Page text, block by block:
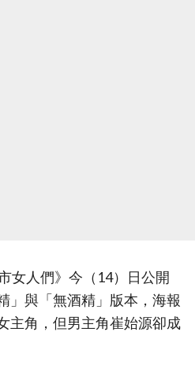
女人們》今（14）日公開
」與「無酒精」版本，海報
主角，但男主角崔始源卻成